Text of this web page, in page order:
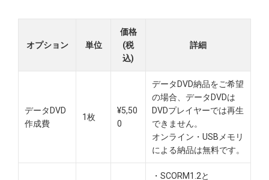
オプション 単位
価格
(税
込)
詳細
データDVD
作成費
1枚
¥5,50
0
データDVD納品をご希望
の場合、データDVDは
DVDプレイヤーでは再生
できません。
オンライン・USBメモリ
による納品は無料です。​
・SCORM1.2と